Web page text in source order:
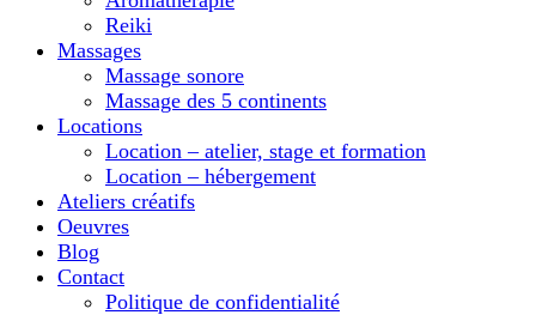
Reiki
Massages
Massage sonore
Massage des 5 continents
Locations
Location – atelier, stage et formation
Location – hébergement
Ateliers créatifs
Oeuvres
Blog
Contact
Politique de confidentialité